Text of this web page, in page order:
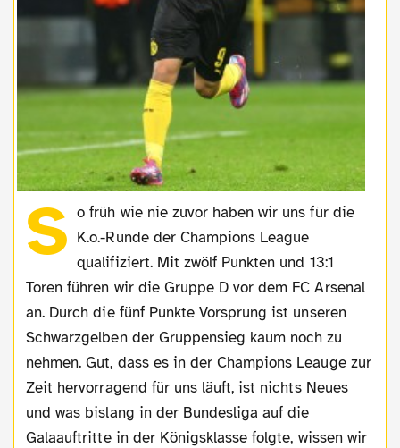
S o früh wie nie zuvor haben wir uns für die
K.o.-Runde der Champions League
qualifiziert. Mit zwölf Punkten und 13:1
Toren führen wir die Gruppe D vor dem FC Arsenal
an. Durch die fünf Punkte Vorsprung ist unseren
Schwarzgelben der Gruppensieg kaum noch zu
nehmen. Gut, dass es in der Champions Leauge zur
Zeit hervorragend für uns läuft, ist nichts Neues
und was bislang in der Bundesliga auf die
Galaauftritte in der Königsklasse folgte, wissen wir